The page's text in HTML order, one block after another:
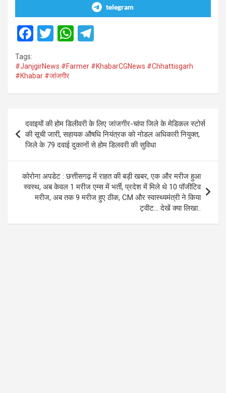
telegram
F
ce
b
o
o
k
T
tt
er
W
at
A
p
e
a
Tags:
#JanjgirNews #Farmer #KhabarCGNews #Chhattisgarh
#Khabar #जांजगीर
navigation
दवाइयों की होम डिलीवरी के लिए जांजगीर-चांपा जिले के मेडिकल स्टोर्स
की सूची जारी, सहायक औषधि नियंत्रक को नोडल अधिकारी नियुक्त,
जिले के 79 दवाई दुकानों से होम डिलवरी की सुविधा
कोरोना अपडेट : छत्तीसगढ़ में राहत की बड़ी खबर, एक और मरीज हुआ
स्वस्थ, अब केवल 1 मरीज एम्स में भर्ती, प्रदेश में मिले थे 10 पॉजीटिव
मरीज, अब तक 9 मरीज हुए ठीक, CM और स्वास्थ्यमंत्री ने किया
ट्वीट… देखें क्या लिखा..